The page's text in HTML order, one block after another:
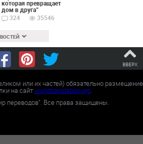
которая превращает
дом в друга”
324
35546
ВВЕРХ
или их частей) обязательно размещение
на сайтworldtranslation.org.
переводов". Все права защищены.